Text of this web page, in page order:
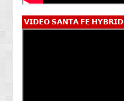
𝗩𝗜𝗗𝗘𝗢 𝗦𝗔𝗡𝗧𝗔 𝗙𝗘 𝗛𝗬𝗕𝗥𝗜𝗗